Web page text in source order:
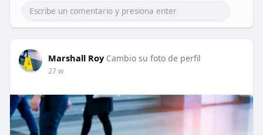
Marshall Roy Cambio su foto de perfil
27 w